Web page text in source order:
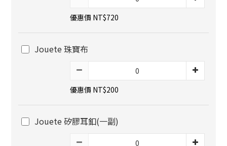
優惠價 NT$720
Jouete 珠寶布
優惠價 NT$200
Jouete 矽膠耳釦(一副)